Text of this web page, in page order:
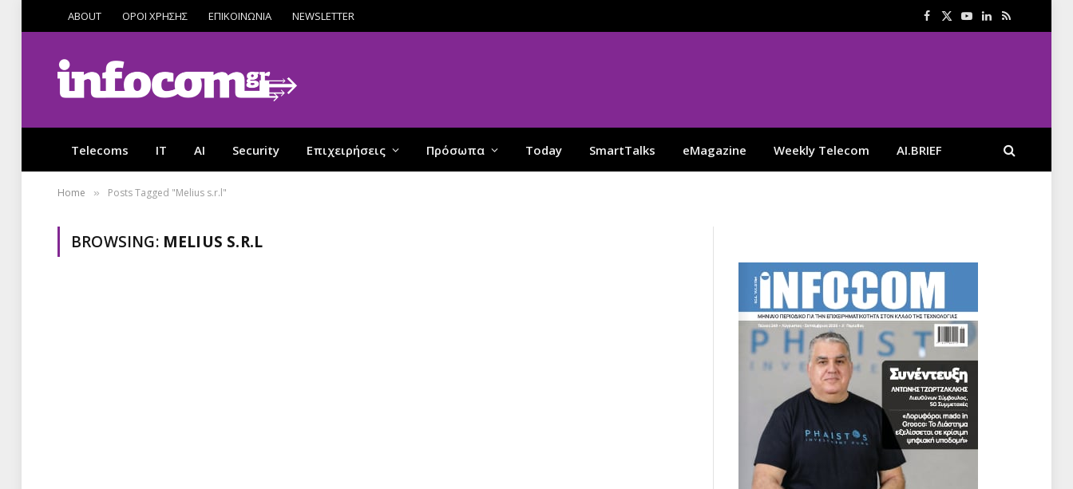
ABOUT ΟΡΟΙ ΧΡΗΣΗΣ ΕΠΙΚΟΙΝΩΝΙΑ NEWSLETTER Facebook
X
YouTube
LinkedIn
RSS
Telecoms IT AI Security Επιχειρήσεις Πρόσωπα Today SmartTalks eMagazine Weekly Telecom AI.BRIEF
Home » Posts Tagged "Melius s.r.l"
BROWSING: MELIUS S.R.L